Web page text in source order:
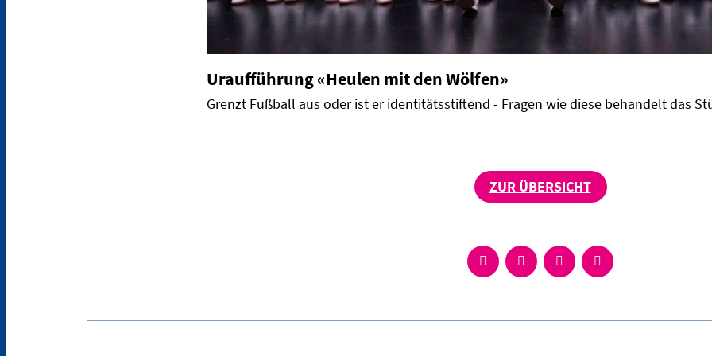
Uraufführung «Heulen mit den Wölfen»
Grenzt Fußball aus oder ist er identitätsstiftend - Fragen wie diese behandelt das
ZUR ÜBERSICHT